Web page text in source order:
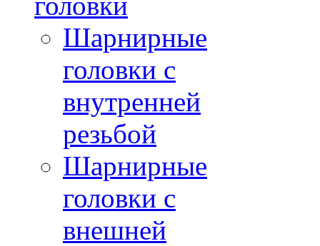
Шарнирные
головки с
внутренней
резьбой
Шарнирные
головки с
внешней